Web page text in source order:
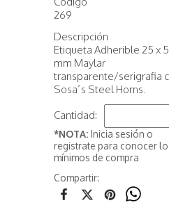
269
Descripción
Etiqueta Adherible 25 x
mm Maylar
transparente/serigrafia
Sosa´s Steel Horns.
Cantidad:
*NOTA: Inicia sesión o
registrate para conocer
mínimos de compra
Compartir: